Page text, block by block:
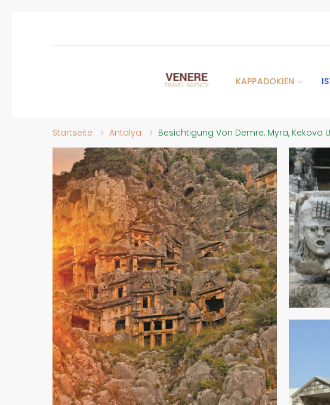
KAPPADOKIEN
Startseite Antalya Besichtigung Von Demre, Myra, Kekova